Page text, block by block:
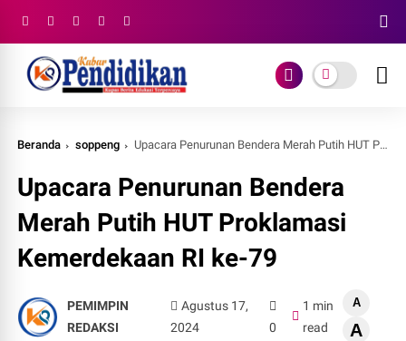
Beranda soppeng Upacara Penurunan Bendera Merah Putih HUT Proklamasi Kemerdekaan RI ke-79
Upacara Penurunan Bendera
Merah Putih HUT Proklamasi
Kemerdekaan RI ke-79
PEMIMPIN
REDAKSI
Agustus 17,
2024
0
1 min
read
A
A